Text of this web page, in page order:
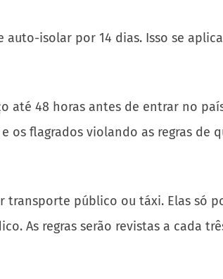
isolar por 14 dias. Isso se
até 48 horas antes de entrar no
os flagrados violando as regras de
transporte público ou táxi. Elas só
As regras serão revistas a cada